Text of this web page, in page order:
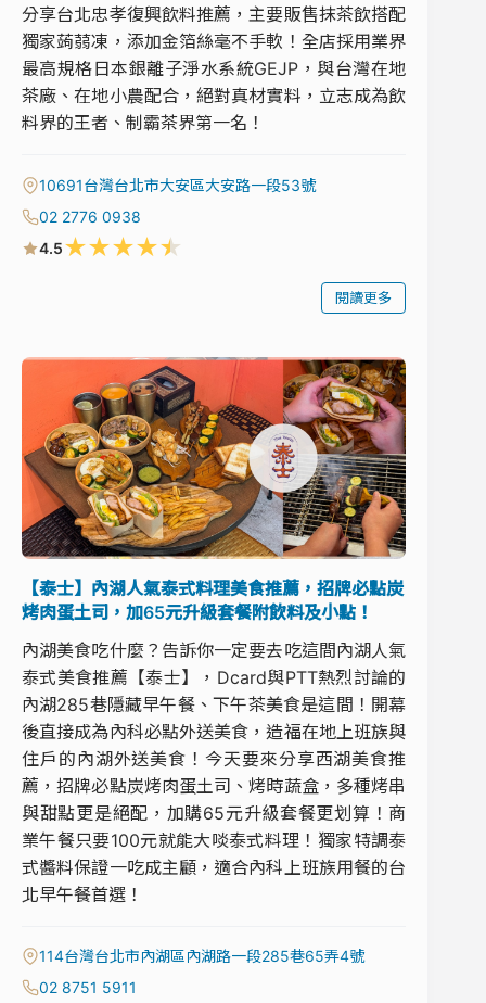
分享台北忠孝復興飲料推薦，主要販售抹茶飲搭配
獨家蒟蒻凍，添加金箔絲毫不手軟！全店採用業界
最高規格日本銀離子淨水系統GEJP，與台灣在地
茶廠、在地小農配合，絕對真材實料，立志成為飲
料界的王者、制霸茶界第一名！
10691台灣台北市大安區大安路一段53號
02 2776 0938
4.5★★★★★
閱讀更多
【泰士】內湖人氣泰式料理美食推薦，招牌必點炭
烤肉蛋土司，加65元升級套餐附飲料及小點！
內湖美食吃什麼？告訴你一定要去吃這間內湖人氣
泰式美食推薦【泰士】，Dcard與PTT熱烈討論的
內湖285巷隱藏早午餐、下午茶美食是這間！開幕
後直接成為內科必點外送美食，造福在地上班族與
住戶的內湖外送美食！今天要來分享西湖美食推
薦，招牌必點炭烤肉蛋土司、烤時蔬盒，多種烤串
與甜點更是絕配，加購65元升級套餐更划算！商
業午餐只要100元就能大啖泰式料理！獨家特調泰
式醬料保證一吃成主顧，適合內科上班族用餐的台
北早午餐首選！
114台灣台北市內湖區內湖路一段285巷65弄4號
02 8751 5911